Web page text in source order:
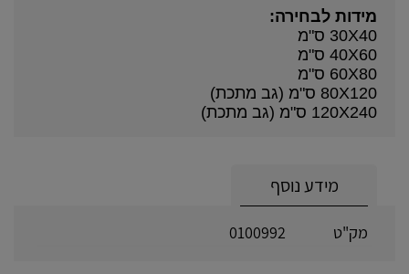
מידות לבחירה:
30X40 ס"מ
40X60 ס"מ
60X80 ס"מ
80X120 ס"מ (גב מתכת)
120X240 ס"מ (גב מתכת)
מידע נוסף
מק"ט 0100992